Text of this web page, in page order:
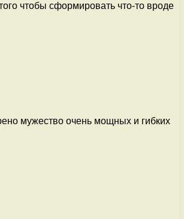
чтобы сформировать что-то вроде
мужество очень мощных и гибких